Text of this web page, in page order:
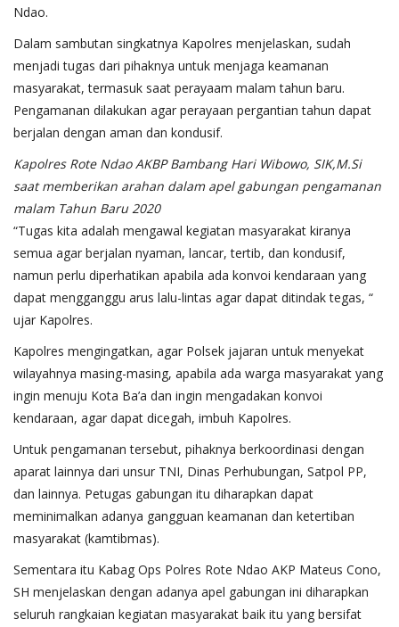
Ndao.
Dalam sambutan singkatnya Kapolres menjelaskan, sudah
menjadi tugas dari pihaknya untuk menjaga keamanan
masyarakat, termasuk saat perayaam malam tahun baru.
Pengamanan dilakukan agar perayaan pergantian tahun dapat
berjalan dengan aman dan kondusif.
Kapolres Rote Ndao AKBP Bambang Hari Wibowo, SIK,M.Si
saat memberikan arahan dalam apel gabungan pengamanan
malam Tahun Baru 2020
“Tugas kita adalah mengawal kegiatan masyarakat kiranya
semua agar berjalan nyaman, lancar, tertib, dan kondusif,
namun perlu diperhatikan apabila ada konvoi kendaraan yang
dapat mengganggu arus lalu-lintas agar dapat ditindak tegas, “
ujar Kapolres.
Kapolres mengingatkan, agar Polsek jajaran untuk menyekat
wilayahnya masing-masing, apabila ada warga masyarakat yang
ingin menuju Kota Ba’a dan ingin mengadakan konvoi
kendaraan, agar dapat dicegah, imbuh Kapolres.
Untuk pengamanan tersebut, pihaknya berkoordinasi dengan
aparat lainnya dari unsur TNI, Dinas Perhubungan, Satpol PP,
dan lainnya. Petugas gabungan itu diharapkan dapat
meminimalkan adanya gangguan keamanan dan ketertiban
masyarakat (kamtibmas).
Sementara itu Kabag Ops Polres Rote Ndao AKP Mateus Cono,
SH menjelaskan dengan adanya apel gabungan ini diharapkan
seluruh rangkaian kegiatan masyarakat baik itu yang bersifat